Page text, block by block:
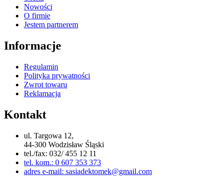
Nowości
O firmie
Jestem partnerem
Informacje
Regulamin
Polityka prywatności
Zwrot towaru
Reklamacja
Kontakt
ul. Targowa 12,
44-300 Wodzisław Śląski
tel./fax: 032/ 455 12 11
tel. kom.: 0 607 353 373
adres e-mail: sasiadektomek@gmail.com